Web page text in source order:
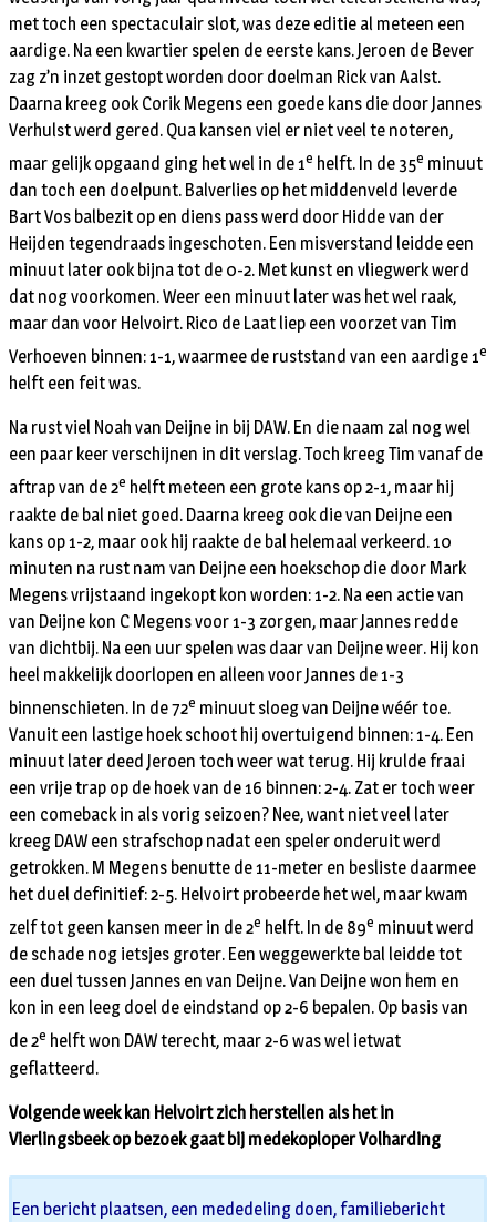
met toch een spectaculair slot, was deze editie al meteen een
aardige. Na een kwartier spelen de eerste kans. Jeroen de Bever
zag z’n inzet gestopt worden door doelman Rick van Aalst.
Daarna kreeg ook Corik Megens een goede kans die door Jannes
Verhulst werd gered. Qua kansen viel er niet veel te noteren,
maar gelijk opgaand ging het wel in de 1e helft. In de 35e minuut
dan toch een doelpunt. Balverlies op het middenveld leverde
Bart Vos balbezit op en diens pass werd door Hidde van der
Heijden tegendraads ingeschoten. Een misverstand leidde een
minuut later ook bijna tot de 0-2. Met kunst en vliegwerk werd
dat nog voorkomen. Weer een minuut later was het wel raak,
maar dan voor Helvoirt. Rico de Laat liep een voorzet van Tim
Verhoeven binnen: 1-1, waarmee de ruststand van een aardige 1e
helft een feit was.
Na rust viel Noah van Deijne in bij DAW. En die naam zal nog wel
een paar keer verschijnen in dit verslag. Toch kreeg Tim vanaf de
aftrap van de 2e helft meteen een grote kans op 2-1, maar hij
raakte de bal niet goed. Daarna kreeg ook die van Deijne een
kans op 1-2, maar ook hij raakte de bal helemaal verkeerd. 10
minuten na rust nam van Deijne een hoekschop die door Mark
Megens vrijstaand ingekopt kon worden: 1-2. Na een actie van
van Deijne kon C Megens voor 1-3 zorgen, maar Jannes redde
van dichtbij. Na een uur spelen was daar van Deijne weer. Hij kon
heel makkelijk doorlopen en alleen voor Jannes de 1-3
binnenschieten. In de 72e minuut sloeg van Deijne wéér toe.
Vanuit een lastige hoek schoot hij overtuigend binnen: 1-4. Een
minuut later deed Jeroen toch weer wat terug. Hij krulde fraai
een vrije trap op de hoek van de 16 binnen: 2-4. Zat er toch weer
een comeback in als vorig seizoen? Nee, want niet veel later
kreeg DAW een strafschop nadat een speler onderuit werd
getrokken. M Megens benutte de 11-meter en besliste daarmee
het duel definitief: 2-5. Helvoirt probeerde het wel, maar kwam
zelf tot geen kansen meer in de 2e helft. In de 89e minuut werd
de schade nog ietsjes groter. Een weggewerkte bal leidde tot
een duel tussen Jannes en van Deijne. Van Deijne won hem en
kon in een leeg doel de eindstand op 2-6 bepalen. Op basis van
de 2e helft won DAW terecht, maar 2-6 was wel ietwat
geflatteerd.
Volgende week kan Helvoirt zich herstellen als het in
Vierlingsbeek op bezoek gaat bij medekoploper Volharding
Een bericht plaatsen, een mededeling doen, familiebericht